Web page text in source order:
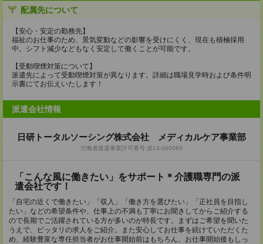
配属先について
【安心・安定の勤務先】
福祉のお仕事のため、景気変動などの影響を受けにくく、現在も積極採用
中。シフト減少などもなく安定して働くことが可能です。
【受動喫煙対策について】
派遣先によって受動喫煙対策が異なります。詳細は職場見学時および条件明
示書にてお伝えいたします！
派遣会社情報
日研トータルソーシング株式会社 メディカルケア事業部
労働者派遣事業許可番号:派13-060060
「こんな風に働きたい」をサポート＊介護職専門の派
遣会社です！
「自宅の近くで働きたい」「収入」「働き方を選びたい」「正社員を目指し
たい」などの希望条件や、仕事上の不満も丁寧にお聞きしてからご紹介する
ので長期でご活躍されている方が多いのが特長です。まずはご希望を聞いた
うえで、ピッタリの求人をご紹介。また安心してお仕事を続けていただくた
め、経験豊富な専任担当者がお仕事開始前はもちろん、お仕事開始後もしっ